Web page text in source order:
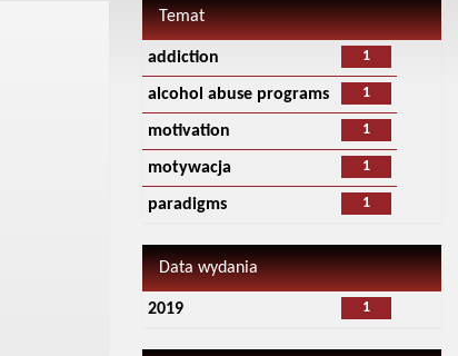
Temat
1
addiction
1
alcohol abuse programs
1
motivation
1
motywacja
1
paradigms
Data wydania
1
2019